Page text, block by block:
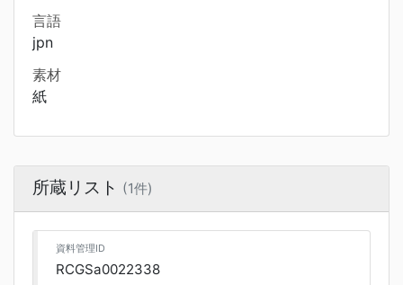
言語
jpn
素材
紙
所蔵リスト (1件)
資料管理ID
RCGSa0022338